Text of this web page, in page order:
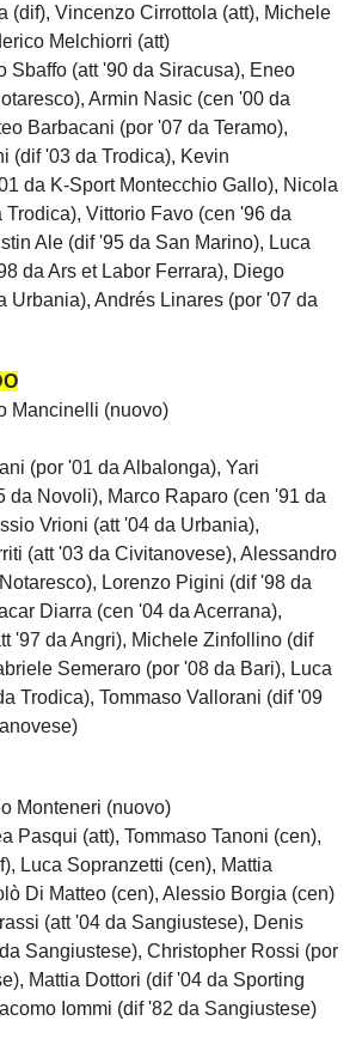
(dif), Vincenzo Cirrottola (att), Michele
Melchiorri (att)
Sbaffo (att '90 da Siracusa), Eneo
Armin Nasic (cen '00 da
Barbacani (por '07 da Teramo),
(dif '03 da Trodica), Kevin
da K-Sport Montecchio Gallo), Nicola
Trodica), Vittorio Favo (cen '96 da
Ale (dif '95 da San Marino), Luca
da Ars et Labor Ferrara), Diego
Urbania), Andrés Linares (por '07 da
Mancinelli (nuovo)
(por '01 da Albalonga), Yari
da Novoli), Marco Raparo (cen '91 da
Vrioni (att '04 da Urbania),
(att '03 da Civitanovese), Alessandro
Lorenzo Pigini (dif '98 da
Diarra (cen '04 da Acerrana),
'97 da Angri), Michele Zinfollino (dif
Semeraro (por '08 da Bari), Luca
Trodica), Tommaso Vallorani (dif '09
Monteneri (nuovo)
Pasqui (att), Tommaso Tanoni (cen),
Luca Sopranzetti (cen), Mattia
Di Matteo (cen), Alessio Borgia (cen)
(att '04 da Sangiustese), Denis
Sangiustese), Christopher Rossi (por
Mattia Dottori (dif '04 da Sporting
Iommi (dif '82 da Sangiustese)